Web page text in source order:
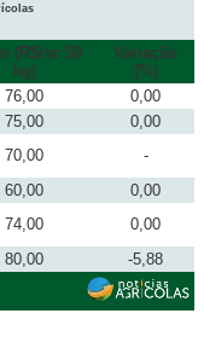
(R$/sc 50
kg)
Variação
(%)
76,00
0,00
75,00
0,00
70,00
-
60,00
0,00
74,00
0,00
80,00
-5,88